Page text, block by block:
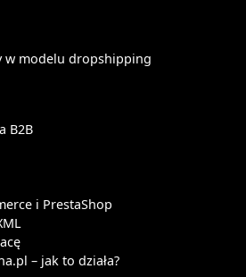
w modelu dropshipping
B2B
i PrestaShop
– jak to działa?